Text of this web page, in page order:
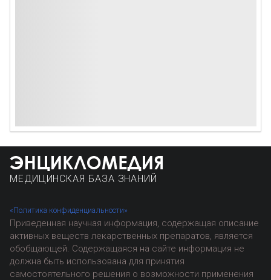
МЕДИЦИНСКАЯ БАЗА ЗНАНИЙ
«Политика конфиденциальности»
Приведенная научная информация, содержащая описание
активных веществ лекарственных препаратов, является
обобщающей. Содержащаяся на сайте информация не
должна быть использована для принятия
самостоятельного решения о возможности применения